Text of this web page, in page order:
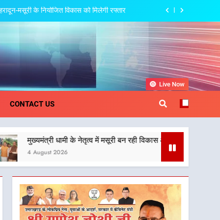
मसूरी के नियोजित विकास को मिलेगी रफ्तार
टनकपुर एक्सप्रेस का ठहराव हुआ स्वीकृत
और आपातकालीन सेवाओं की बनी मजबूत व्यवस्था
में मसूरी बन रही विकास और पर्यटन का नया केंद्र
टनकपुर एक्सप्रेस का ठहराव हुआ स्वीकृत
और आपातकालीन सेवाओं की बनी मजबूत व्यवस्था
में मसूरी बन रही विकास और पर्यटन का नया केंद्र
CONTACT US
Live Now
धामी के नेतृत्व में मसूरी बन रही विकास और पर्यटन का नया केंद्र